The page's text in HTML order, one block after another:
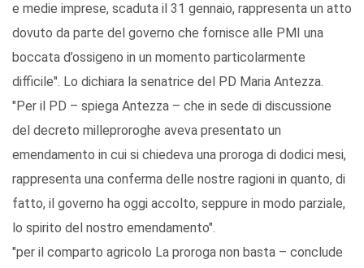
e medie imprese, scaduta il 31 gennaio, rappresenta un atto
dovuto da parte del governo che fornisce alle PMI una
boccata d’ossigeno in un momento particolarmente
difficile". Lo dichiara la senatrice del PD Maria Antezza.
"Per il PD – spiega Antezza – che in sede di discussione
del decreto milleproroghe aveva presentato un
emendamento in cui si chiedeva una proroga di dodici mesi,
rappresenta una conferma delle nostre ragioni in quanto, di
fatto, il governo ha oggi accolto, seppure in modo parziale,
lo spirito del nostro emendamento".
"per il comparto agricolo La proroga non basta – conclude